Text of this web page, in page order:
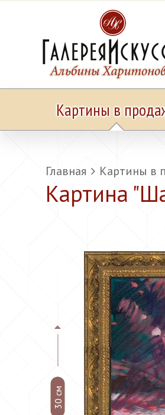
Картины в
Главная Картины в
Картина "
30 см